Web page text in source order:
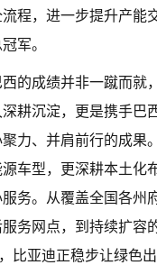
程，进一步提升产能
军。
西的成绩并非一蹴而就
耕沉淀，更是携手巴
力、并肩前行的成果
车型，更深耕本土化
务。从覆盖全国各州
务网点，到持续扩容
比亚迪正稳步让绿色